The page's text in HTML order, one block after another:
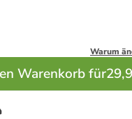
Warum
Warenkorb für